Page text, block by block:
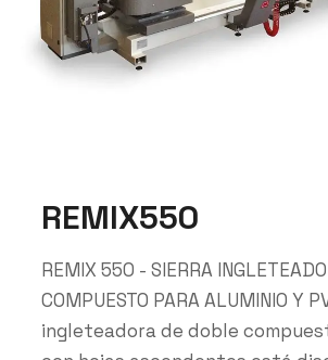
REMIX550
REMIX 550 - SIERRA
COMPUESTO PARA ALUMINIO Y
ingleteadora de doble